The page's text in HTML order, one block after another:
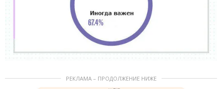
РЕКЛАМА – ПРОДОЛЖЕНИЕ НИЖЕ